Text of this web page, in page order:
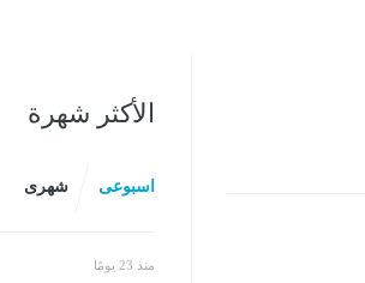
الأكثر شهرة
اسبوعى شهرى
منذ 23 يومًا